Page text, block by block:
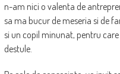
n-am nici o valenta de
sa ma bucur de meseria si de
si un copil minunat, pentru
destule.